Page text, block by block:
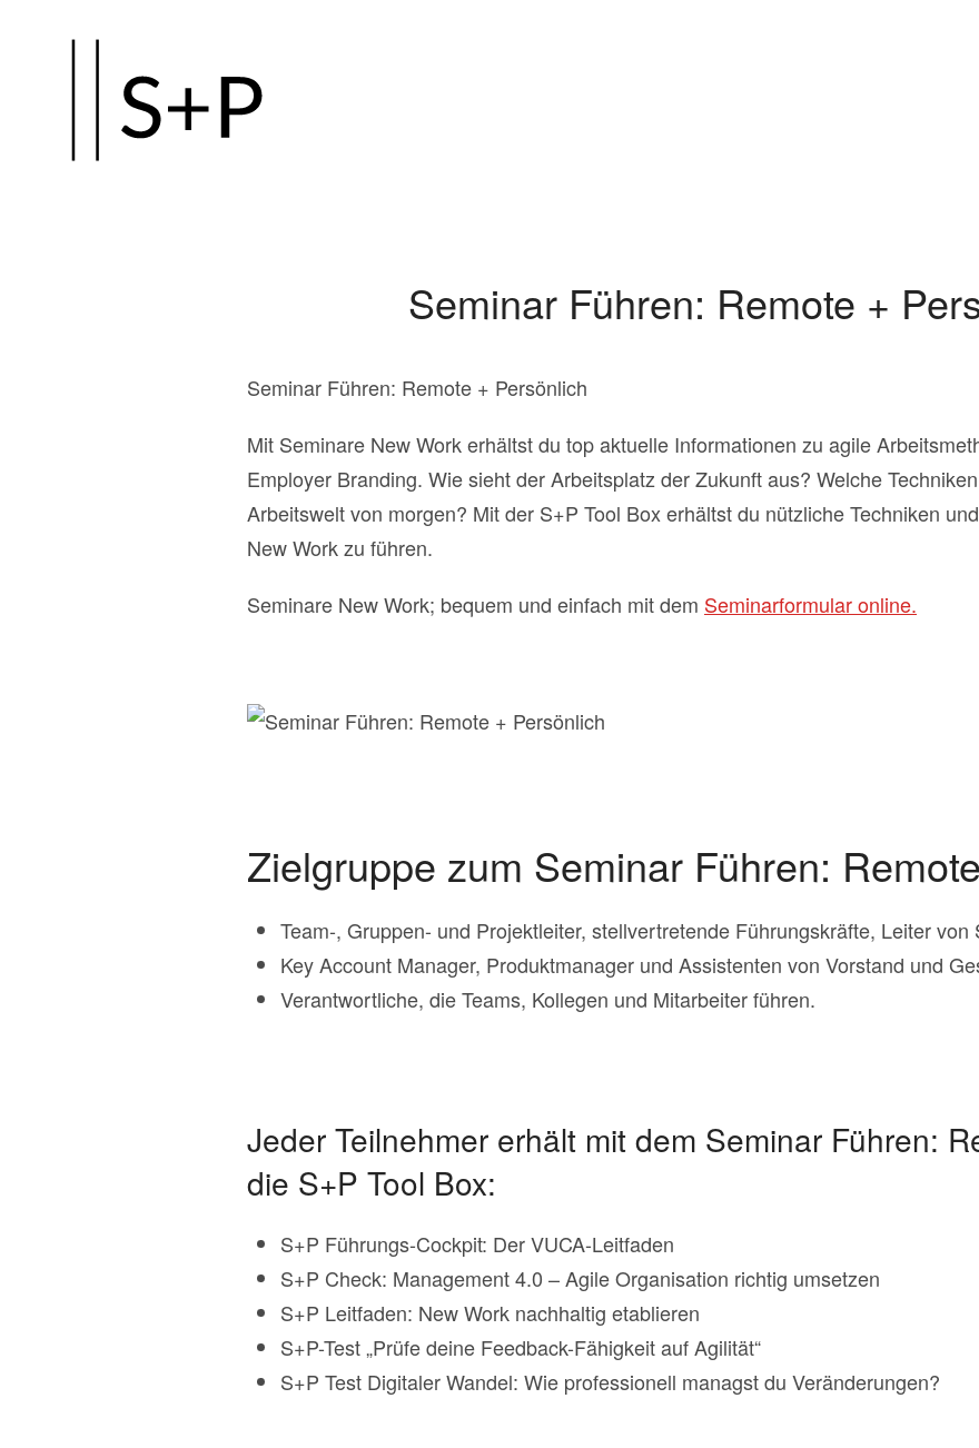
Hauptinhalt
Seminar Führen: Remote +
Seminar Führen: Remote + Persönlich
Mit Seminare New Work erhältst du top aktuelle Informationen zu agile
Employer Branding. Wie sieht der Arbeitsplatz der Zukunft aus? Welche
Arbeitswelt von morgen? Mit der S+P Tool Box erhältst du nützliche Techniken
New Work zu führen.
Seminare New Work; bequem und einfach mit dem Seminarformular online.
Zielgruppe zum Seminar Führen:
Team-, Gruppen- und Projektleiter, stellvertretende Führungskräfte, Leiter von
Key Account Manager, Produktmanager und Assistenten von Vorstand und
Verantwortliche, die Teams, Kollegen und Mitarbeiter führen.
Jeder Teilnehmer erhält mit dem Seminar Führen:
die S+P Tool Box:
S+P Führungs-Cockpit: Der VUCA-Leitfaden
S+P Check: Management 4.0 – Agile Organisation richtig umsetzen
S+P Leitfaden: New Work nachhaltig etablieren
S+P-Test „Prüfe deine Feedback-Fähigkeit auf Agilität“
S+P Test Digitaler Wandel: Wie professionell managst du Veränderungen?